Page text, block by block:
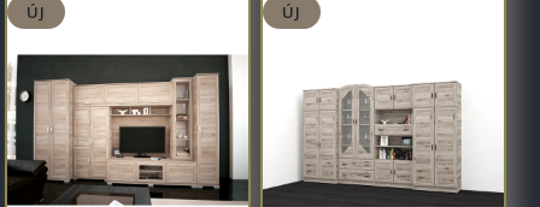
ÚJ ÚJ